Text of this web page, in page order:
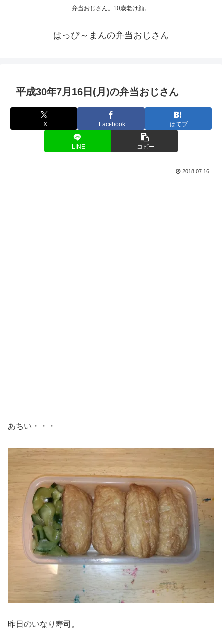
弁当おじさん。10歳老け顔。
はっぴ～まんの弁当おじさん
平成30年7月16日(月)の弁当おじさん
X Facebook はてブ
LINE コピー
2018.07.16
あちい・・・
昨日のいなり寿司。